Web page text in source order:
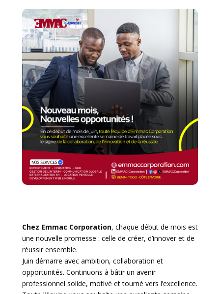
Chez Emmac Corporation, chaque début de mois est
une nouvelle promesse : celle de créer, d’innover et de
réussir ensemble.
Juin démarre avec ambition, collaboration et
opportunités. Continuons à bâtir un avenir
professionnel solide, motivé et tourné vers l’excellence.